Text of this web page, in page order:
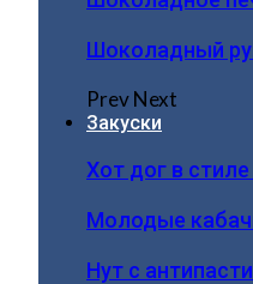
Шоколадный
PrevNext
Закуски
Хот дог в
Молодые
Нут с